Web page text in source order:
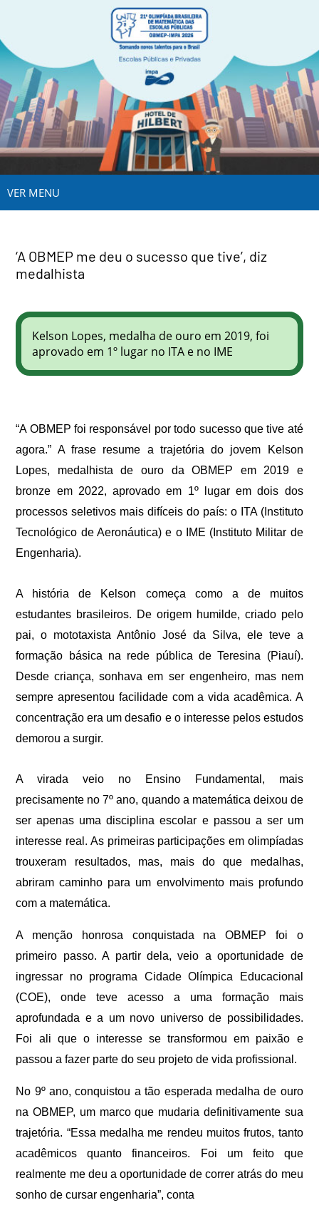
VER MENU
‘A OBMEP me deu o sucesso que tive’, diz
medalhista
Kelson Lopes, medalha de ouro em 2019, foi
aprovado em 1º lugar no ITA e no IME
“A OBMEP foi responsável por todo sucesso que tive até
agora.” A frase resume a trajetória do jovem Kelson
Lopes, medalhista de ouro da OBMEP em 2019 e
bronze em 2022, aprovado em 1º lugar em dois dos
processos seletivos mais difíceis do país: o ITA (Instituto
Tecnológico de Aeronáutica) e o IME (Instituto Militar de
Engenharia).
A história de Kelson começa como a de muitos
estudantes brasileiros. De origem humilde, criado pelo
pai, o mototaxista Antônio José da Silva, ele teve a
formação básica na rede pública de Teresina (Piauí).
Desde criança, sonhava em ser engenheiro, mas nem
sempre apresentou facilidade com a vida acadêmica. A
concentração era um desafio e o interesse pelos estudos
demorou a surgir.
A virada veio no Ensino Fundamental, mais
precisamente no 7º ano, quando a matemática deixou de
ser apenas uma disciplina escolar e passou a ser um
interesse real. As primeiras participações em olimpíadas
trouxeram resultados, mas, mais do que medalhas,
abriram caminho para um envolvimento mais profundo
com a matemática.
A menção honrosa conquistada na OBMEP foi o
primeiro passo. A partir dela, veio a oportunidade de
ingressar no programa Cidade Olímpica Educacional
(COE), onde teve acesso a uma formação mais
aprofundada e a um novo universo de possibilidades.
Foi ali que o interesse se transformou em paixão e
passou a fazer parte do seu projeto de vida profissional.
No 9º ano, conquistou a tão esperada medalha de ouro
na OBMEP, um marco que mudaria definitivamente sua
trajetória. “Essa medalha me rendeu muitos frutos, tanto
acadêmicos quanto financeiros. Foi um feito que
realmente me deu a oportunidade de correr atrás do meu
sonho de cursar engenharia”, conta